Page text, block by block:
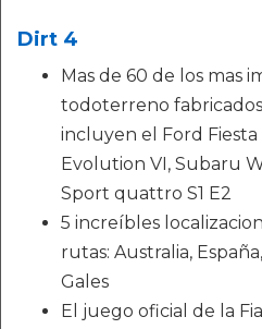
Dirt 4
Mas de 60 de los mas
todoterreno
incluyen el Ford Fiesta
Evolution VI, Subaru
Sport quattro S1 E2
5 increíbles
rutas: Australia,
Gales
El juego oficial de la